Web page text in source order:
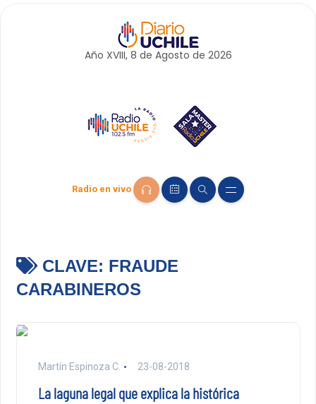
Año XVIII, 8 de Agosto de 2026
Radio en vivo
CLAVE: FRAUDE
CARABINEROS
Martín Espinoza C. 23-08-2018
La laguna legal que explica la histórica